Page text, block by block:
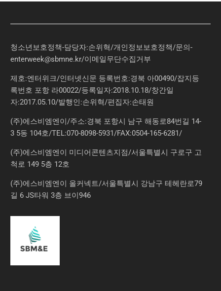
청소년보호정책-담당자:손위혁/개인정보보호정책/문의-
enterweek@sbmne.kr/이메일무단수집거부
제호:엔터위크/인터넷신문 등록번호:경북 아00490/잡지등
록번호 포항 라00022/등록일자:2018.10.18/창간일
자:2017.05.10/발행인:손위혁/편집자:손태원
(주)에스비엠엔이/주소:경북 포항시 남구 해동로84번길 14-
3 5동 104호/TEL:070-8098-5931/FAX:0504-165-6281/
(주)에스비엠엔이 미디어콘텐츠지점/서울특별시 구로구 고
척로 149 5층 12호
(주)에스비엠엔이 올커넥트/서울특별시 강남구 테헤란로79
길 6 JS타워 3층 브이946